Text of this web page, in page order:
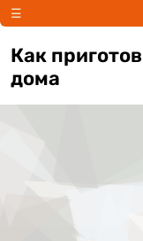
☰
Как
дома